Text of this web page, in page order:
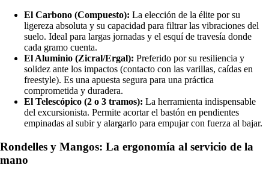
El Carbono (Compuesto): La elección de la élite por su
ligereza absoluta y su capacidad para filtrar las vibraciones del
suelo. Ideal para largas jornadas y el esquí de travesía donde
cada gramo cuenta.
El Aluminio (Zicral/Ergal): Preferido por su resiliencia y
solidez ante los impactos (contacto con las varillas, caídas en
freestyle). Es una apuesta segura para una práctica
comprometida y duradera.
El Telescópico (2 o 3 tramos): La herramienta indispensable
del excursionista. Permite acortar el bastón en pendientes
empinadas al subir y alargarlo para empujar con fuerza al bajar.
Rondelles y Mangos: La ergonomía al servicio de la
mano